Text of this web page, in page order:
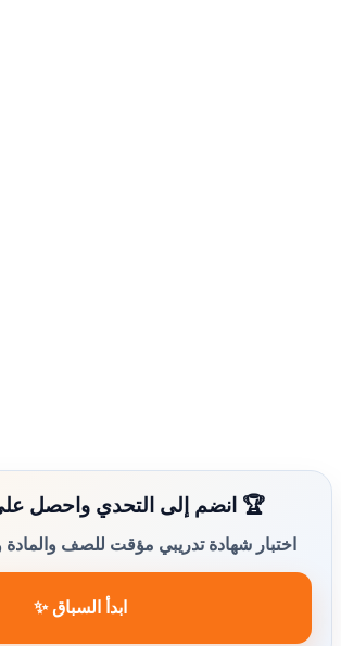
🏆 انضم إلى التحدي واحصل
اختبار شهادة تدريبي مؤقت للصف
ابدأ السباق ✨